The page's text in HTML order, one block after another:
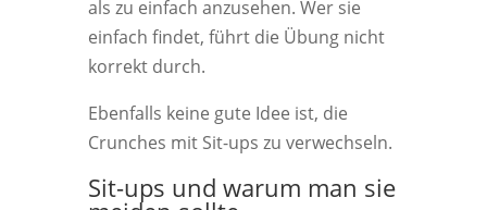
als zu einfach anzusehen. Wer sie
einfach findet, führt die Übung nicht
korrekt durch.
Ebenfalls keine gute Idee ist, die
Crunches mit Sit-ups zu verwechseln.
Sit-ups und warum man sie